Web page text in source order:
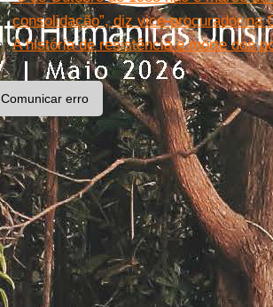
consolidação”, diz vice-procurador na
A história de resistência e morte dos
Comunicar erro